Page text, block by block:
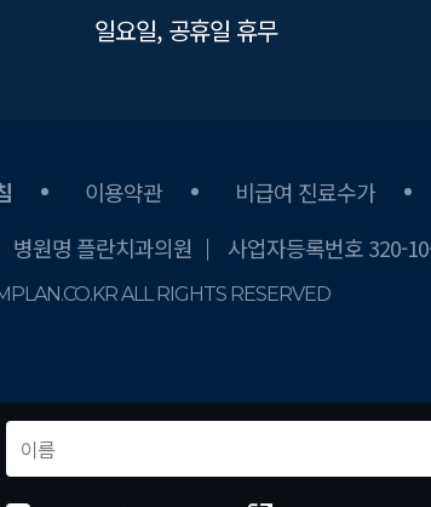
일요일, 공휴일 휴무
이용약관 비급여 진료수가
병원명 플란치과의원 사업자등록번호 320-
ALL RIGHTS RESERVED